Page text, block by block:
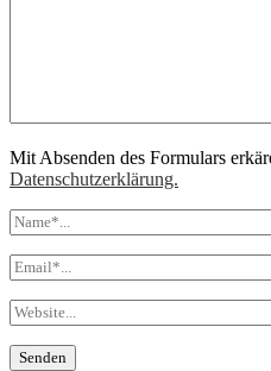
Mit Absenden des Formulars
Datenschutzerklärung.